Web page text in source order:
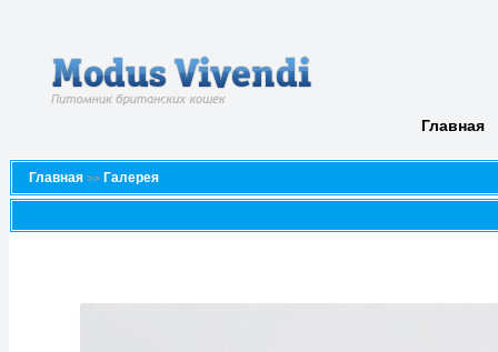
Главная
Главная >> Галерея